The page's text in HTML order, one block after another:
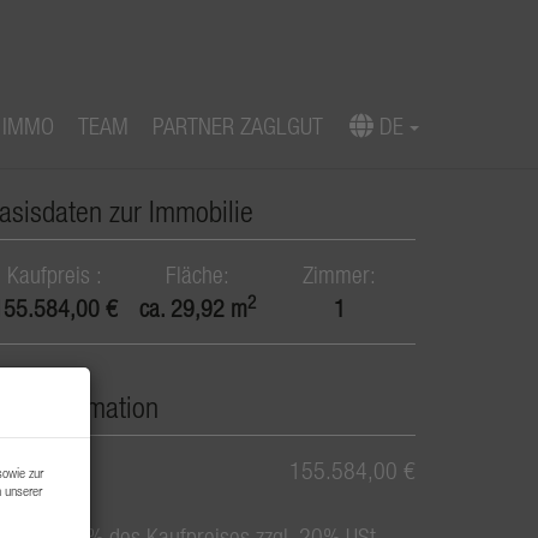
TEAM PARTNER ZAGLGUT DE
Download Expose
zur Immobilie
Kaufpreis
€
Fläche
ca. 29,92 m2
Zimmer
1
Preisinformation
155.584,00 €
zur
unserer